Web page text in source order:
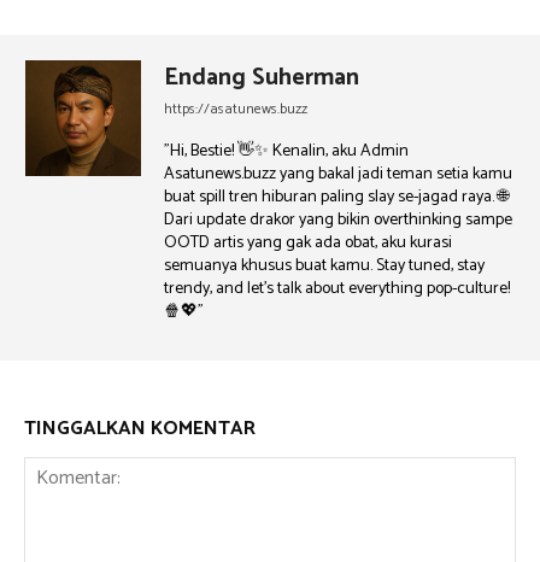
Endang Suherman
https://asatunews.buzz
"Hi, Bestie! 👋✨ Kenalin, aku Admin
Asatunews.buzz yang bakal jadi teman setia kamu
buat spill tren hiburan paling slay se-jagad raya. 🌐
Dari update drakor yang bikin overthinking sampe
OOTD artis yang gak ada obat, aku kurasi
semuanya khusus buat kamu. Stay tuned, stay
trendy, and let's talk about everything pop-culture!
🍿💖"
TINGGALKAN KOMENTAR